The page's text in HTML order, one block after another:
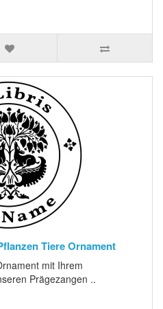
Tiere Ornament
mit Ihrem
Prägezangen ..